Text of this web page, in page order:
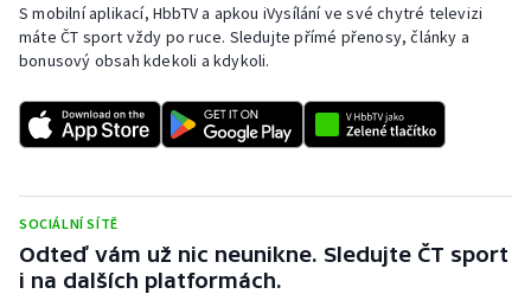
Rychlostní kanoistika
Short track
Sportovní střelba
Stolní tenis
Triatlon
S mobilní aplikací, HbbTV a apkou iVysílání ve své chytré televizi
máte ČT sport vždy po ruce. Sledujte přímé přenosy, články a
bonusový obsah kdekoli a kdykoli.
SOCIÁLNÍ SÍTĚ
Odteď vám už nic neunikne. Sledujte ČT sport
i na dalších platformách.